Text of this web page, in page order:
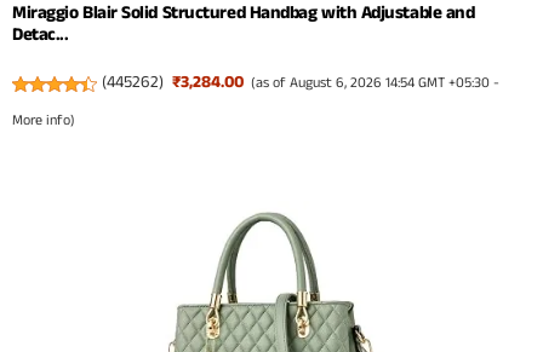
Miraggio Blair Solid Structured Handbag with Adjustable and
Detac...
(445262) ₹3,284.00 (as of August 6, 2026 14:54 GMT +05:30 -
More info)